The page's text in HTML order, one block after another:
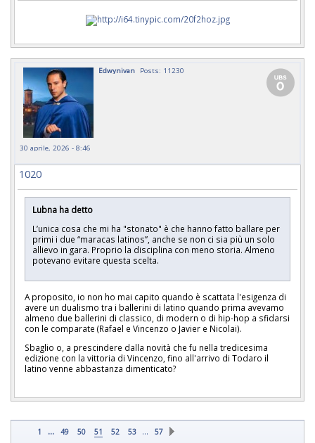
Edwynivan Posts: 11230
30 aprile, 2026 - 8:46
1020
Lubna ha detto
L’unica cosa che mi ha "stonato" è che hanno fatto ballare per
primi i due “maracas latinos”, anche se non ci sia più un solo
allievo in gara. Proprio la disciplina con meno storia. Almeno
potevano evitare questa scelta.
A proposito, io non ho mai capito quando è scattata l'esigenza di
avere un dualismo tra i ballerini di latino quando prima avevamo
almeno due ballerini di classico, di modern o di hip-hop a sfidarsi
con le comparate (Rafael e Vincenzo o Javier e Nicolai).
Sbaglio o, a prescindere dalla novità che fu nella tredicesima
edizione con la vittoria di Vincenzo, fino all'arrivo di Todaro il
latino venne abbastanza dimenticato?
1 ... 49 50 51 52 53 … 57